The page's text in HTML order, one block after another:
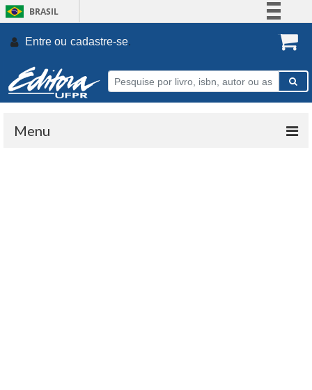
BRASIL
Participe
Entre ou cadastre-se.
Menu